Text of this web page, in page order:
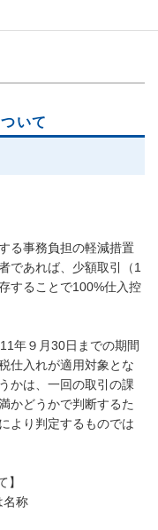
いて
る事務負担の軽減措置
であれば、少額取引（1
することで100%仕入控
年９月30日までの期間
仕入れが適用対象とな
かは、一回の取引の課
かどうかで判断するた
より判定するものでは
】
称